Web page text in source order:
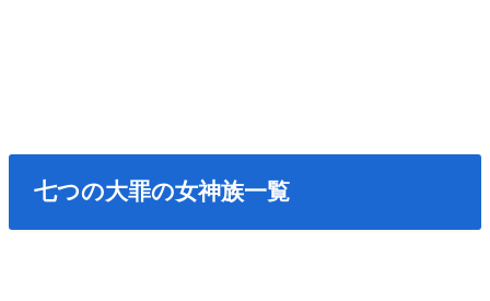
七つの大罪の女神族一覧